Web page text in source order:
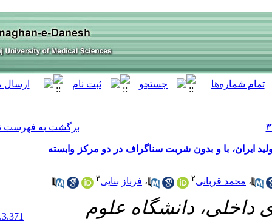
در دو مرکز وابسته
بنایی
علوم ‎ 10.61186/armaghanj.28.3.371